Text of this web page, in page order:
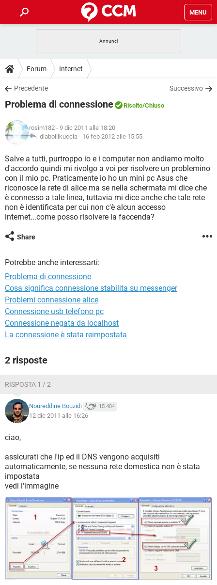
MENU
INTRATTENIMENTO
iOS
INSTAGRAM WHATSAPP
TIKTOK
HARDWARE
GUIDE
COVID-19
INSTAGRAM
TIKTOK
HARDWARE
DOWNLOAD
COVID-19 GAMING
INTRATTENIMENTO
iOS WINDOWS 10
INSTAGRAM
TIKTOK FACEBOOK
HARDWARE
COVID-19
INTRATTENIMENTO
iOS WINDOWS 10
INSTAGRAM WHATSAPP
TIKTOK FACEBOOK
HARDWARE
GLOSSARIO
COVID-19
INTRATTENIMENTO ANDROID
iOS WINDOWS 10
INSTAGRAM WHATSAPP
TIKTOK FACEBOOK
HARDWARE
Forum Internet
Precedente Successivo
Problema di connessione Risolto/Chiuso
rosim182 - 9 dic 2011 alle 18:20
diabollikuccia - 16 feb 2012 alle 15:55
Salve a tutti, purtroppo io e i computer non andiamo molto
d'accordo quindi mi rivolgo a voi per risolvere un problemino
con il mio pc. Praticamente io ho un mini pc Asus che
riconosce la rete di alice ma se nella schermata mi dice che
è connesso a tale linea, tuttavia mi dice anche che tale rete
non è identificata per cui non c'è alcun accesso
internet...come posso risolvere la faccenda?
Share
Potrebbe anche interessarti:
Problema di connessione
Cosa significa connessione stabilita su messenger
Problemi connessione alice
Connessione usb telefono pc
Connessione negata da localhost
La connessione è stata reimpostata
2 risposte
RISPOSTA 1 / 2
Noureddine Bouzidi 15.404
12 dic 2011 alle 16:26
ciao,
assicurati che l'ip ed il DNS vengono acquisiti
automaticamente, se nessuna rete domestica non è stata
impostata
vedi l'immagine